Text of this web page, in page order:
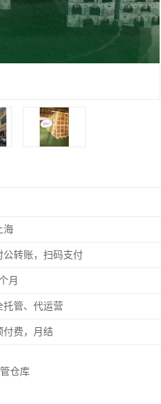
海
公转账，扫码支付
月
托管、代运营
付费，月结
仓库